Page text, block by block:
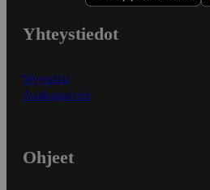
Yhteystiedot
Myymälät
Asiakaspalvelu
Ohjeet